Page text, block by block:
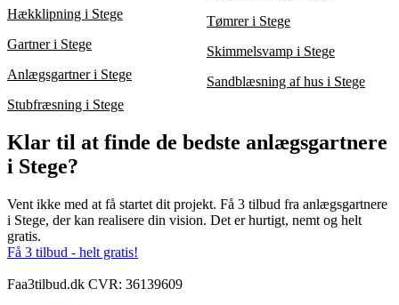
Hækklipning i Stege
Gartner i Stege
Anlægsgartner i Stege
Stubfræsning i Stege
Tømrer i Stege
Skimmelsvamp i Stege
Sandblæsning af hus i Stege
Klar til at finde de bedste anlægsgartnere
i Stege?
Vent ikke med at få startet dit projekt. Få 3 tilbud fra anlægsgartnere
i Stege, der kan realisere din vision. Det er hurtigt, nemt og helt
gratis.
Få 3 tilbud - helt gratis!
Faa3tilbud.dk CVR: 36139609